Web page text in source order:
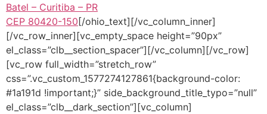
Batel – Curitiba – PR
CEP 80420-150 [/ohio_text][/vc_column_inner]
[/vc_row_inner][vc_empty_space height=”90px”
el_class=”clb__section_spacer”][/vc_column][/vc_row]
[vc_row full_width=”stretch_row”
css=”.vc_custom_1577274127861{background-color:
#1a191d !important;}” side_background_title_typo=”null”
el_class=”clb__dark_section”][vc_column]